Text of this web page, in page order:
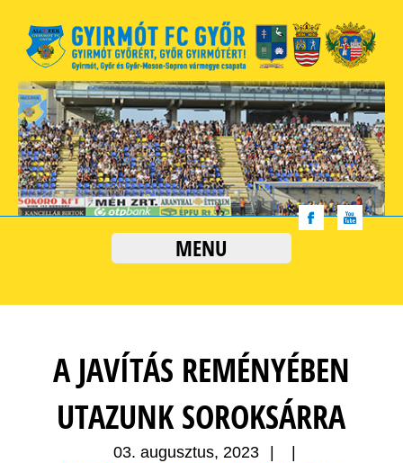
MENU
A JAVÍTÁS REMÉNYÉBEN
UTAZUNK SOROKSÁRRA
03. augusztus, 2023